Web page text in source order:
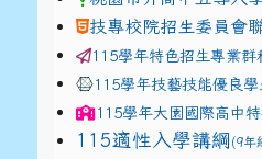
技專校院招生委員會
115學年特色招生專業群
115學年技藝技能優良學
115學年大園國際高中
115適性入學講綱 (9年